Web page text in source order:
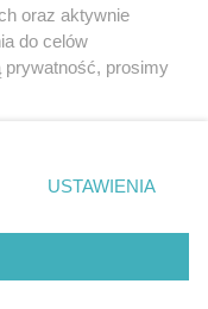
oraz aktywnie
do celów
prywatność, prosimy
rogu strony
nie wymagają
miały
USTAWIENIA